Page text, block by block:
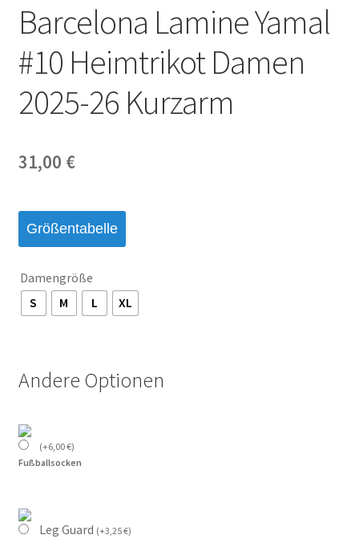
Barcelona Lamine Yamal
#10 Heimtrikot Damen
2025-26 Kurzarm
31,00 €
Größentabelle
Damengröße
S
M L XL
Andere Optionen
(+6,00€)
Fußballsocken
Leg Guard (+3,25€)